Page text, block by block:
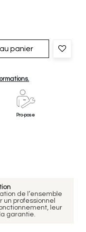
panier
Pro-pose
de l’ensemble
un professionnel
leur
garantie.